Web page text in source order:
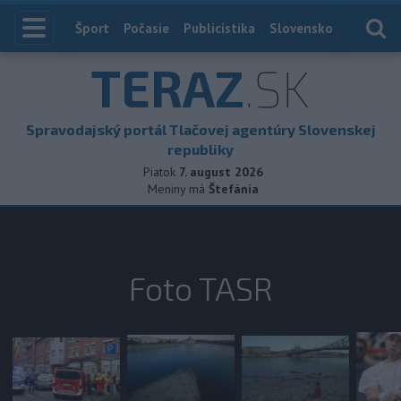
Index
Šport Počasie Publicistika Slovensko
TERAZ.SK
Spravodajský portál Tlačovej agentúry Slovenskej
republiky
Piatok 7. august 2026
Meniny má Štefánia
Foto TASR